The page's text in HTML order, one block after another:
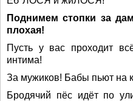
Поднимем стопки за
плохая!
Пусть у вас проходит
интима!
За мужиков! Бабы пьют на
Бродячий пёс идёт по